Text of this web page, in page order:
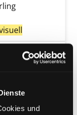
und
weltweit
Suche nach